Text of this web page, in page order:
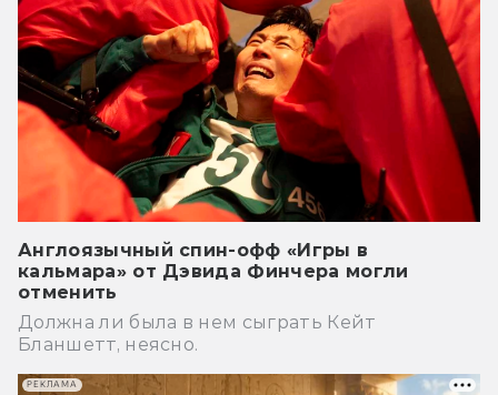
Англоязычный спин-офф «Игры в
кальмара» от Дэвида Финчера могли
отменить
Должна ли была в нем сыграть Кейт
Бланшетт, неясно.
РЕКЛАМА